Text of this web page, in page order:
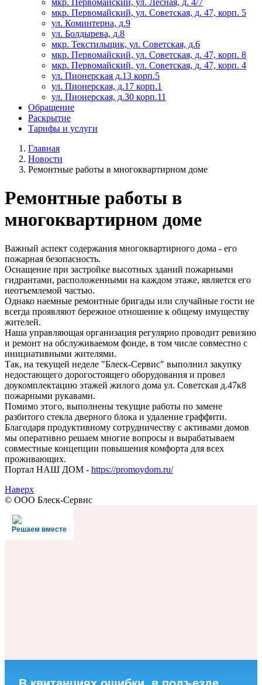
мкр. Первомайский, ул. Лесная, д. 4/7
мкр. Первомайский, ул. Советская, д. 47, корп. 5
ул. Коминтерна, д.9
ул. Болдырева, д.8
мкр. Текстильщик, ул. Советская, д.6
мкр. Первомайский, ул. Советская, д. 47, корп. 8
мкр. Первомайский, ул. Советская, д. 47, корп. 4
ул. Пионерская д.13 корп.5
ул. Пионерская, д.17 корп.1
ул. Пионерская, д.30 корп.11
Обращение
Раскрытие
Тарифы и услуги
Главная
Новости
Ремонтные работы в многоквартирном доме
Ремонтные работы в
многоквартирном доме
Важный аспект содержания многоквартирного дома - его
пожарная безопасность.
Оснащение при застройке высотных зданий пожарными
гидрантами, расположенными на каждом этаже, является его
неотъемлемой частью.
Однако наемные ремонтные бригады или случайные гости не
всегда проявляют бережное отношение к общему имуществу
жителей.
Наша управляющая организация регулярно проводит ревизию
и ремонт на обслуживаемом фонде, в том числе совместно с
инициативными жителями.
Так, на текущей неделе "Блеск-Сервис" выполнил закупку
недостающего дорогостоящего оборудования и провел
доукомплектацию этажей жилого дома ул. Советская д.47к8
пожарными рукавами.
Помимо этого, выполнены текущие работы по замене
разбитого стекла дверного блока и удаление граффити.
Благодаря продуктивному сотрудничеству с активами домов
мы оперативно решаем многие вопросы и вырабатываем
совместные концепции повышения комфорта для всех
проживающих.
Портал НАШ ДОМ - https://promoydom.ru/
Наверх
© ООО Блеск-Сервис
Решаем вместе